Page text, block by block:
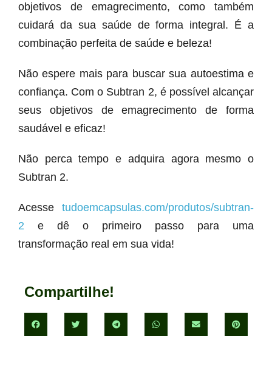
objetivos de emagrecimento, como também
cuidará da sua saúde de forma integral. É a
combinação perfeita de saúde e beleza!
Não espere mais para buscar sua autoestima e
confiança. Com o Subtran 2, é possível alcançar
seus objetivos de emagrecimento de forma
saudável e eficaz!
Não perca tempo e adquira agora mesmo o
Subtran 2.
Acesse tudoemcapsulas.com/produtos/subtran-
2 e dê o primeiro passo para uma
transformação real em sua vida!
Compartilhe!